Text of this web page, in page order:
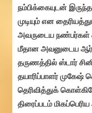
நம்பிக்கையுடன்
முடியும் என
அவருடைய நண்பர்கள்
மீதான அவனுடைய
தருணத்தில் ஸ்டார்
தயாரிப்பாளர் முகேஷ்
தெரிவித்துக்
திரைப்படம்